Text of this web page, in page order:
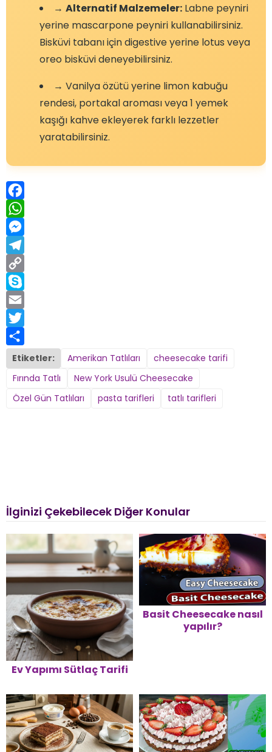
→ Alternatif Malzemeler: Labne peyniri
yerine mascarpone peyniri kullanabilirsiniz.
Bisküvi tabanı için digestive yerine lotus veya
oreo bisküvi deneyebilirsiniz.
→ Vanilya özütü yerine limon kabuğu
rendesi, portakal aroması veya 1 yemek
kaşığı kahve ekleyerek farklı lezzetler
yaratabilirsiniz.
Facebook
WhatsApp
Messenger
Telegram
Copy
Link
Skype
Email
Twitter
Share
Etiketler: Amerikan Tatlıları
cheesecake tarifi
Fırında Tatlı
New York Usulü Cheesecake
Özel Gün Tatlıları
pasta tarifleri tatlı tarifleri
İlginizi Çekebilecek Diğer Konular
Ev Yapımı Sütlaç Tarifi
Basit Cheesecake nasıl
yapılır?